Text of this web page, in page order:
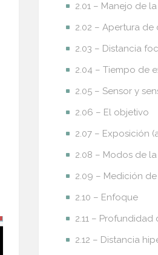
2.01 – Manejo de
2.02 – Apertura de
2.03 – Distancia
2.04 – Tiempo de
2.05 – Sensor y
2.06 – El objetivo
2.07 – Exposición
2.08 – Modos de
2.09 – Medición
2.10 – Enfoque
2.11 –
2.12 – Distancia